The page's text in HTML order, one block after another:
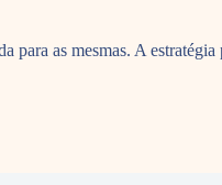
as mesmas. A estratégia